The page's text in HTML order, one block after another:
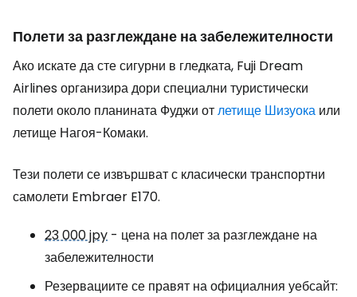
Полети за разглеждане на забележителности
Ако искате да сте сигурни в гледката, Fuji Dream
Airlines организира дори специални туристически
полети около планината Фуджи отлетище Шизуока или
летище Нагоя-Комаки.
Тези полети се извършват с класически транспортни
самолети Embraer E170.
23 000 jpy - цена на полет за разглеждане на
забележителности
Резервациите се правят на официалния уебсайт: